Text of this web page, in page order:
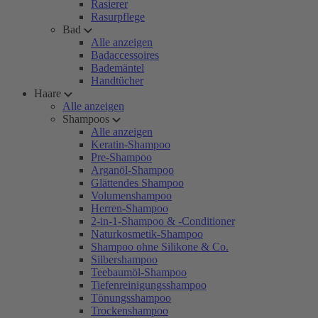
Rasierer
Rasurpflege
Bad
Alle anzeigen
Badaccessoires
Bademäntel
Handtücher
Haare
Alle anzeigen
Shampoos
Alle anzeigen
Keratin-Shampoo
Pre-Shampoo
Arganöl-Shampoo
Glättendes Shampoo
Volumenshampoo
Herren-Shampoo
2-in-1-Shampoo & -Conditioner
Naturkosmetik-Shampoo
Shampoo ohne Silikone & Co.
Silbershampoo
Teebaumöl-Shampoo
Tiefenreinigungsshampoo
Tönungsshampoo
Trockenshampoo